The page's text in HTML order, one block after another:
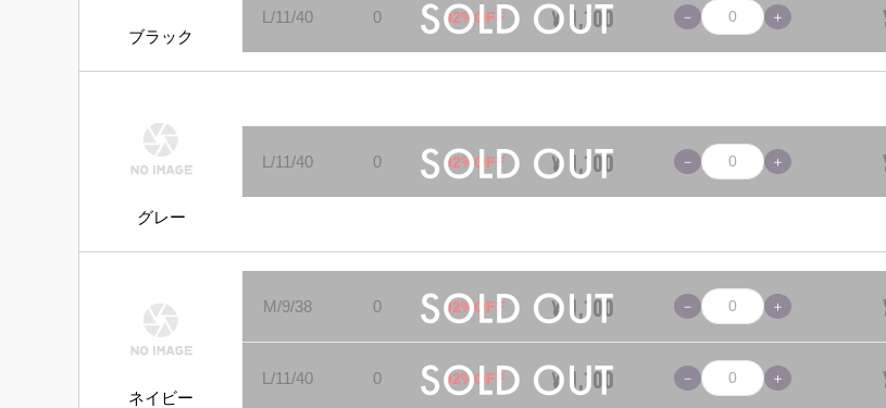
ブラック
L/11/40 0 92%OFF ¥ 1,100
グレー
L/11/40 0 92%OFF ¥ 1,100
ネイビー
M/9/38 0 92%OFF ¥ 1,100
L/11/40 0 92%OFF ¥ 1,100